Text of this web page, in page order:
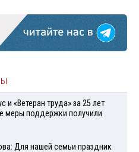
и «Ветеран труда» за 25 лет
меры поддержки получили
Для нашей семьи праздник